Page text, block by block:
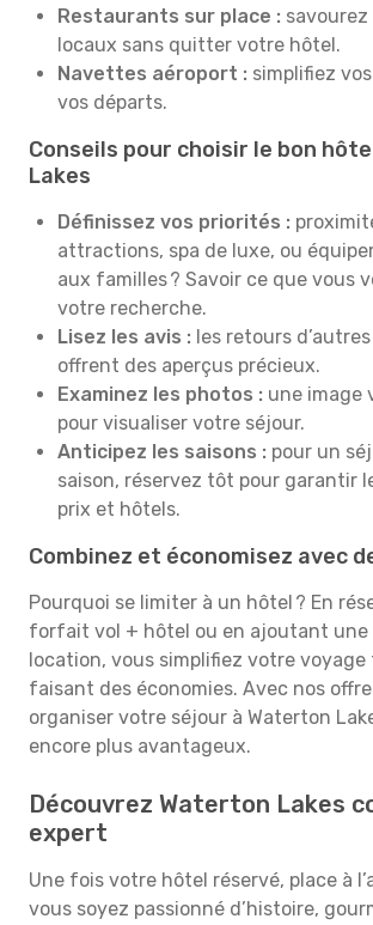
Restaurants sur place :
locaux sans quitter votre hôtel.
Navettes aéroport : simplifiez
vos départs.
Conseils pour choisir le bon
Lakes
Définissez vos priorités :
attractions, spa de luxe, ou
aux familles ? Savoir ce que vous
votre recherche.
Lisez les avis : les retours
offrent des aperçus précieux.
Examinez les photos : une image
pour visualiser votre séjour.
Anticipez les saisons : pour un
saison, réservez tôt pour garantir
prix et hôtels.
Combinez et économisez avec
Pourquoi se limiter à un hôtel ? En
forfait vol + hôtel ou en ajoutant une
location, vous simplifiez votre
faisant des économies. Avec nos
organiser votre séjour à Waterton
encore plus avantageux.
Découvrez Waterton Lakes
expert
Une fois votre hôtel réservé, place à
vous soyez passionné d’histoire,